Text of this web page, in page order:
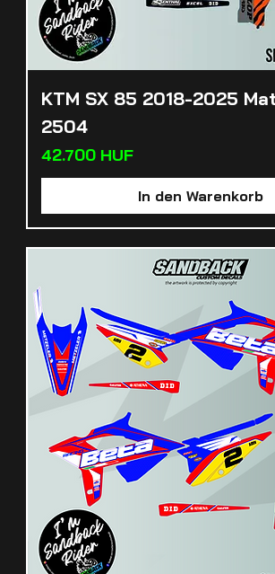
KTM SX 85 2018-2025
2504
Preis
42.700 HUF
In den Warenkorb